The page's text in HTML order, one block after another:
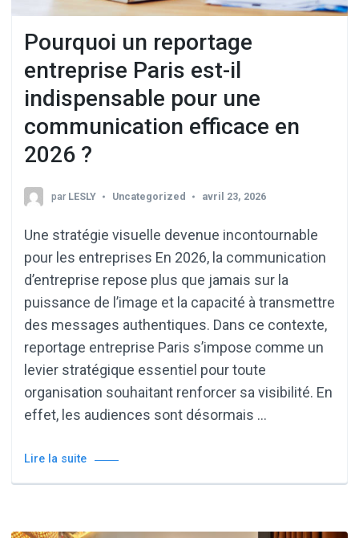
Pourquoi un reportage
entreprise Paris est-il
indispensable pour une
communication efficace en
2026 ?
par LESLY Uncategorized avril 23, 2026
Une stratégie visuelle devenue incontournable
pour les entreprises En 2026, la communication
d’entreprise repose plus que jamais sur la
puissance de l’image et la capacité à transmettre
des messages authentiques. Dans ce contexte,
reportage entreprise Paris s’impose comme un
levier stratégique essentiel pour toute
organisation souhaitant renforcer sa visibilité. En
effet, les audiences sont désormais …
Lire la suite